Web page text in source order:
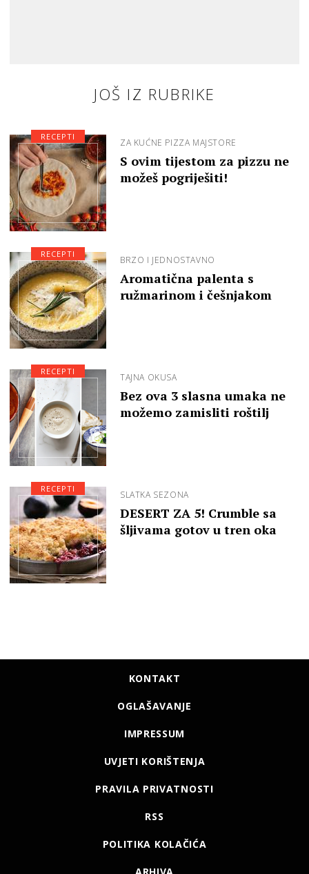
JOŠ IZ RUBRIKE
ZA KUĆNE PIZZA MAJSTORE
S ovim tijestom za pizzu ne
možeš pogriješiti!
RECEPTI
BRZO I JEDNOSTAVNO
Aromatična palenta s
ružmarinom i češnjakom
RECEPTI
TAJNA OKUSA
Bez ova 3 slasna umaka ne
možemo zamisliti roštilj
RECEPTI
SLATKA SEZONA
DESERT ZA 5! Crumble sa
šljivama gotov u tren oka
RECEPTI
KONTAKT
OGLAŠAVANJE
IMPRESSUM
UVJETI KORIŠTENJA
PRAVILA PRIVATNOSTI
RSS
POLITIKA KOLAČIĆA